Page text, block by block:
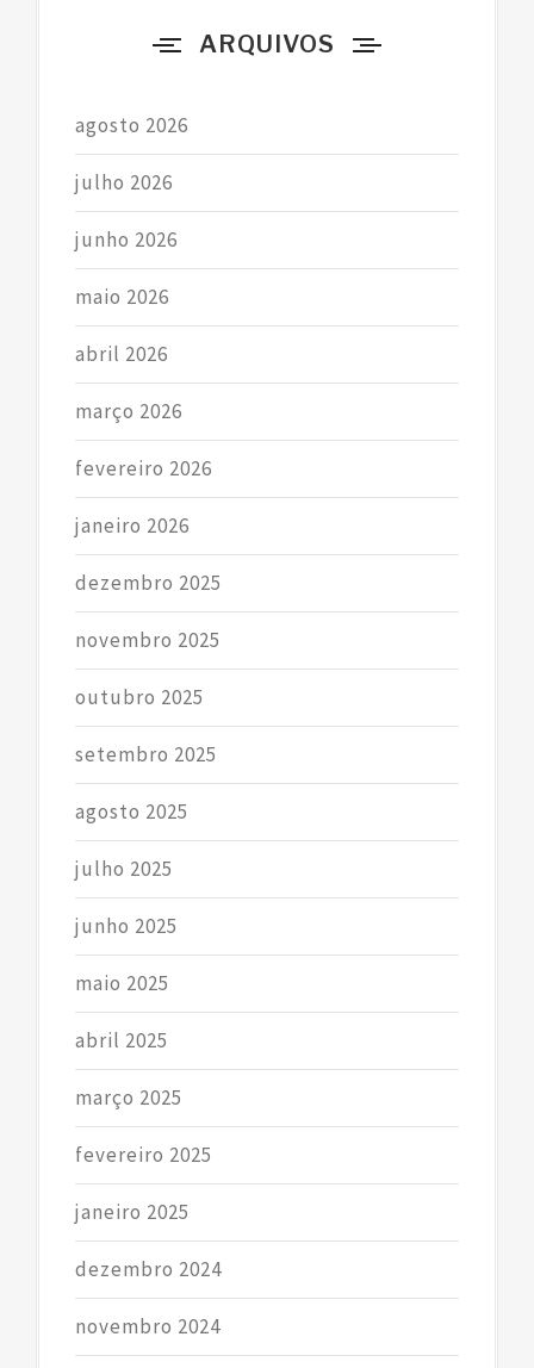
ARQUIVOS
agosto 2026
julho 2026
junho 2026
maio 2026
abril 2026
março 2026
fevereiro 2026
janeiro 2026
dezembro 2025
novembro 2025
outubro 2025
setembro 2025
agosto 2025
julho 2025
junho 2025
maio 2025
abril 2025
março 2025
fevereiro 2025
janeiro 2025
dezembro 2024
novembro 2024